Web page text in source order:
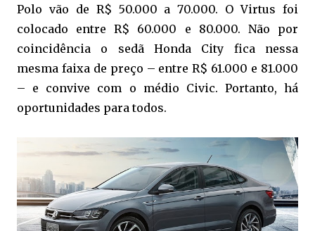
Polo vão de R$ 50.000 a 70.000. O Virtus foi
colocado entre R$ 60.000 e 80.000. Não por
coincidência o sedã Honda City fica nessa
mesma faixa de preço – entre R$ 61.000 e 81.000
– e convive com o médio Civic. Portanto, há
oportunidades para todos.